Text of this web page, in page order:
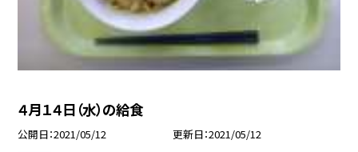
４月１４日（水）の給食
公開日 2021/05/12 更新日 2021/05/12